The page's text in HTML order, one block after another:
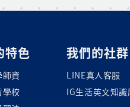
特色
資
學校
我們的社群
LINE真人客服
IG生活英文知識